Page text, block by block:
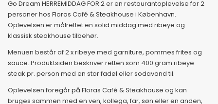
Go Dream HERREMIDDAG FOR 2 er en restaurantoplevelse for 2
personer hos Floras Café & Steakhouse i København.
Oplevelsen er målrettet en solid middag med ribeye og
klassisk steakhouse tilbehør.
Menuen består af 2 x ribeye med garniture, pommes frites og
sauce. Produktsiden beskriver retten som 400 gram ribeye
steak pr. person med en stor fadøl eller sodavand til.
Oplevelsen foregår på Floras Café & Steakhouse og kan
bruges sammen med en ven, kollega, far, søn eller en anden,